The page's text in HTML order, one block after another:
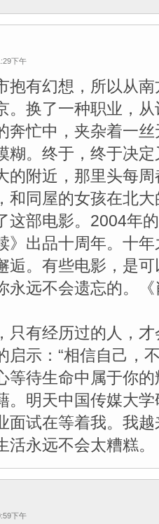
下午
抱有幻想，所以从
。换了一种职业，
奔忙中，夹杂着一
糊。终于，终于决
的附近，那里头每
和同屋的女孩在北
这部电影。2004年
》出品十周年。十
逅。有些电影，是
永远不会遗忘的。
只有经历过的人，
启示：“相信自己，
等待生命中属于你的
。明天中国传媒大
试在等着我。我越
活永远不会太糟糕。
下午